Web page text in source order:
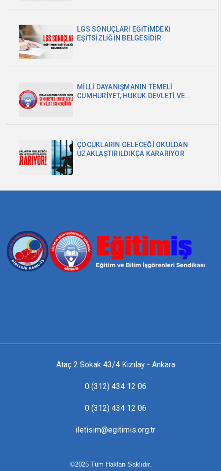
LGS SONUÇLARI EĞİTİMDEKİ
EŞİTSİZLİĞİN BELGESİDİR
MİLLİ DAYANIŞMANIN TEMELİ
CUMHURİYET, HUKUK DEVLETİ VE
ÇOCUKLARIN GELECEĞİ OKULDAN
UZAKLAŞTIRILDIKÇA KARARIYOR
Ataç 2 Sokak 43/4 Kızılay - Ankara
0 (312) 434 12 06
0 (312) 434 12 06
iletisim@egitimis.org.tr
©2025 Tüm Hakları Saklıdır.